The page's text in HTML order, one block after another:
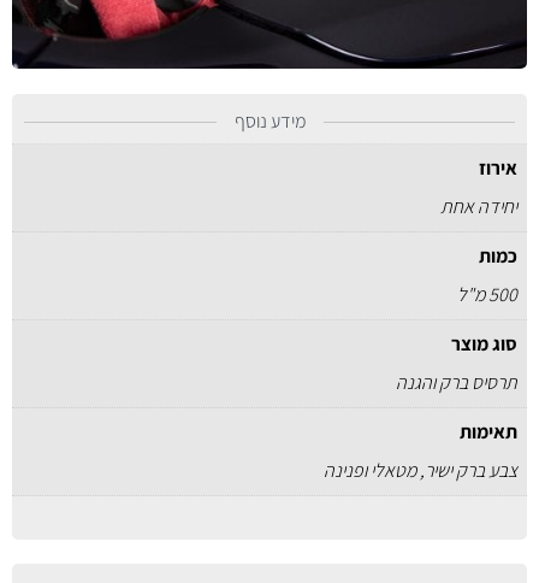
מידע נוסף
אירוז
יחידה אחת
כמות
500 מ"ל
סוג מוצר
תרסיס ברק והגנה
תאימות
צבע ברק ישיר, מטאלי ופנינה